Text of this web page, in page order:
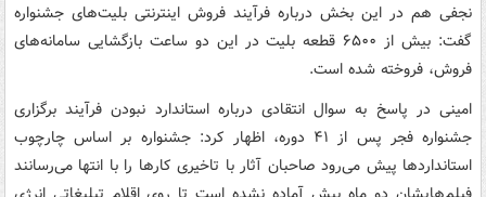
نجفی هم در این بخش درباره فرآیند فروش اینترنتی بلیت‌های جشنواره
گفت: بیش از ۶۵۰۰ قطعه بلیت در این دو ساعت بازگشایی سامانه‌های
فروش، فروخته شده است.
امینی در پاسخ به سوال انتقادی درباره استاندارد نبودن فرآیند برگزاری
جشنواره فجر پس از ۴۱ دوره، اظهار کرد: جشنواره بر اساس چارچوب
استانداردها پیش می‌رود صاحبان آثار با تاخیری کارها را با انتها می‌رسانند